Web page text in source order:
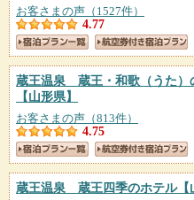
お客さまの声（1527件）
4.77
蔵王温泉 蔵王・和歌（うた
【山形県】
お客さまの声（813件）
4.75
蔵王温泉 蔵王四季のホテル【